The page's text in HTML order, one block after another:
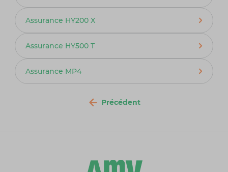
Assurance HY200 X
Assurance HY500 T
Assurance MP4
Précédent